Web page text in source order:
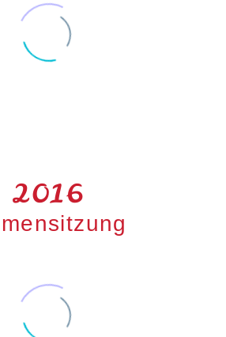
2016